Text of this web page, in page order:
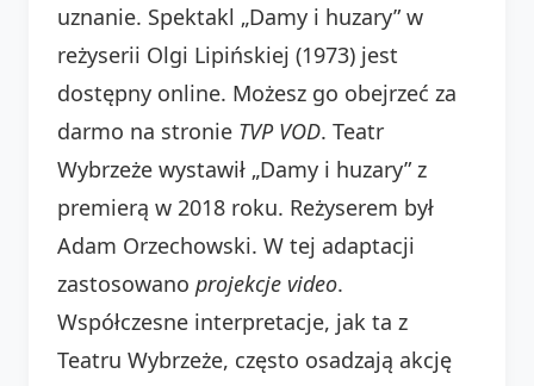
uznanie. Spektakl „Damy i huzary” w
reżyserii Olgi Lipińskiej (1973) jest
dostępny online. Możesz go obejrzeć za
darmo na stronie TVP VOD. Teatr
Wybrzeże wystawił „Damy i huzary” z
premierą w 2018 roku. Reżyserem był
Adam Orzechowski. W tej adaptacji
zastosowano projekcje video.
Współczesne interpretacje, jak ta z
Teatru Wybrzeże, często osadzają akcję